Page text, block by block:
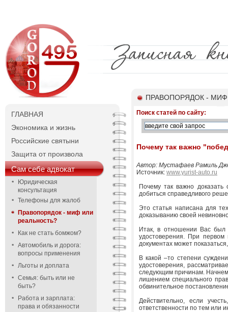
ГЛАВНАЯ
Экономика и жизнь
Российские святыни
Защита от произвола
Сам себе адвокат
Юридическая
консультация
Телефоны для жалоб
Правопорядок - миф или
реальность?
Как не стать бомжом?
Автомобиль и дорога:
вопросы применения
Льготы и доплата
Семья: быть или не
быть?
Работа и зарплата:
права и обязанности
ПРАВОПОРЯДОК -
Поиск статей по сайту:
Почему так важно
Автор: Мустафаев Рамиль
Источник: www.yurist-auto.ru
Почему так важно
добиться справедливого
Это статья написана для
доказыванию своей
Итак, в отношении Вас был
удостоверения. При первом
документах может
В какой –то степени
удостоверения,
следующим причинам. Начнем
лишением специального
обвинительное
Действительно, если
ответственности по тем или